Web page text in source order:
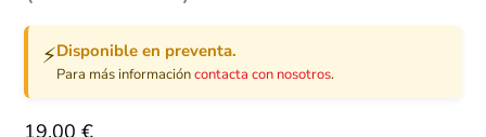
⚡
Para más información contacta con nosotros
19,00€